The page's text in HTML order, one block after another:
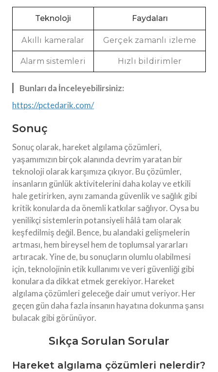
Teknoloji Faydaları
Akıllı kameralar Gerçek zamanlı izleme
Alarm sistemleri Hızlı bildirimler
Bunları da İnceleyebilirsiniz:
https://pctedarik.com/
Sonuç
Sonuç olarak, hareket algılama çözümleri,
yaşamımızın birçok alanında devrim yaratan bir
teknoloji olarak karşımıza çıkıyor. Bu çözümler,
insanların günlük aktivitelerini daha kolay ve etkili
hale getirirken, aynı zamanda güvenlik ve sağlık gibi
kritik konularda da önemli katkılar sağlıyor. Oysa bu
yenilikçi sistemlerin potansiyeli hâlâ tam olarak
keşfedilmiş değil. Bence, bu alandaki gelişmelerin
artması, hem bireysel hem de toplumsal yararları
artıracak. Yine de, bu sonuçların olumlu olabilmesi
için, teknolojinin etik kullanımı ve veri güvenliği gibi
konulara da dikkat etmek gerekiyor. Hareket
algılama çözümleri geleceğe dair umut veriyor. Her
geçen gün daha fazla insanın hayatına dokunma şansı
bulacak gibi görünüyor.
Sıkça Sorulan Sorular
Hareket algılama çözümleri nelerdir?